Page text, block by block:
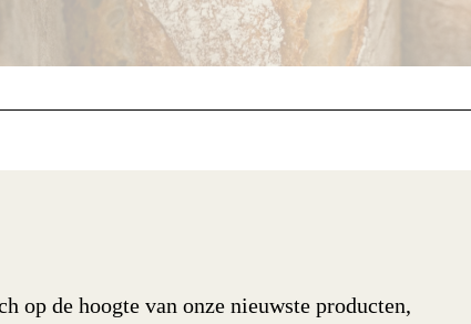
de hoogte van onze nieuwste producten,